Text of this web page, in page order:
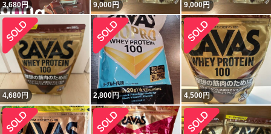
3,680円 9,000円 9,000円
4,680円 2,800円 4,500円